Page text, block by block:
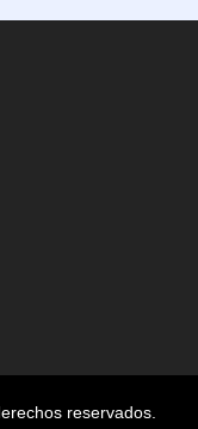
reservados.